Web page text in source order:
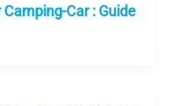
Car : Guide